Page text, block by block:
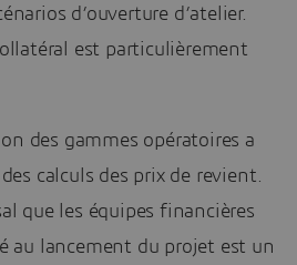
d’ouverture d’atelier.
est particulièrement
des gammes opératoires a
calculs des prix de revient.
que les équipes financières
au lancement du projet est un